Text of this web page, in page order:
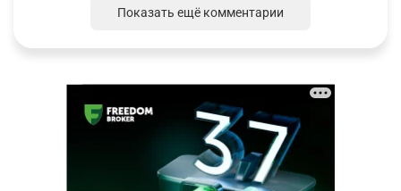
Показать ещё комментарии